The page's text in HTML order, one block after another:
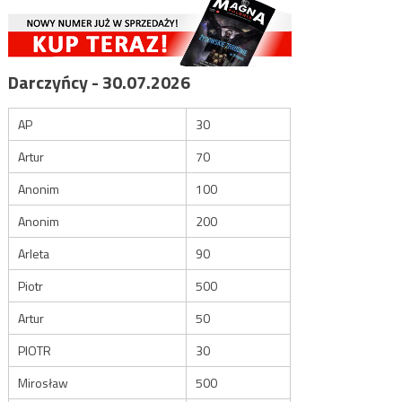
Darczyńcy - 30.07.2026
AP
30
Artur
70
Anonim
100
Anonim
200
Arleta
90
Piotr
500
Artur
50
PIOTR
30
Mirosław
500